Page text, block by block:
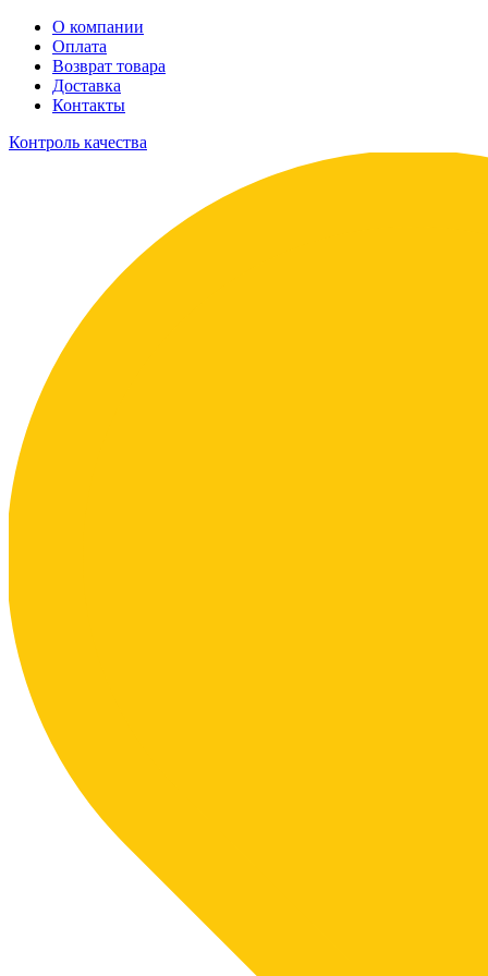
О компании
Оплата
Возврат товара
Доставка
Контакты
Контроль качества